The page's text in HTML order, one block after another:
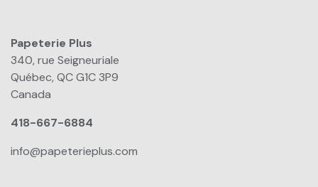
Papeterie Plus​
340, rue Seigneuriale
Québec, QC G1C 3P9
Canada
418-667-6884
info@papeterieplus.com